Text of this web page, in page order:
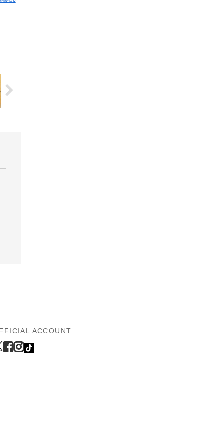
ACCOUNT